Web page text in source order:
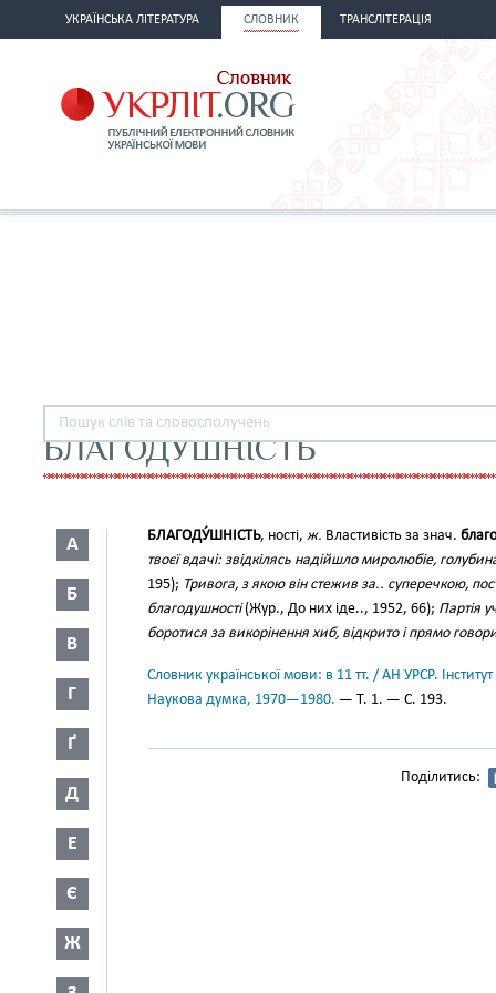
УКРАЇНСЬКА ЛІТЕРАТУРА СЛОВНИК ТРАНСЛІТЕРАЦІЯ
БЛАГОДУШНІСТЬ
А
Б
В
Г
Ґ
Д
Е
Є
Ж
БЛАГОДУ́ШНІСТЬ, ності, ж. Властивість за знач.
твоєї вдачі: звідкілясь надійшло миролюбіе,
195); Тривога, з якою він стежив за.. суперечкою,
благодушності(Жур., До них іде.., 1952, 66); Партія
боротися за викорінення хиб, відкрито і прямо
Словник української мови: в 11 тт. / АН УРСР.
Наукова думка, 1970—1980. — Т. 1. — С. 193.
Поділитись: